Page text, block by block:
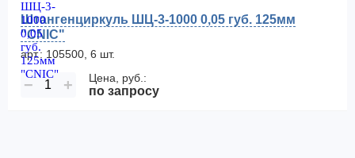
Штангенциркуль ШЦ-3-1000 0,05 губ. 125мм
"CNIC"
арт.: 105500, 6 шт.
− + Цена, руб.:
по запросу